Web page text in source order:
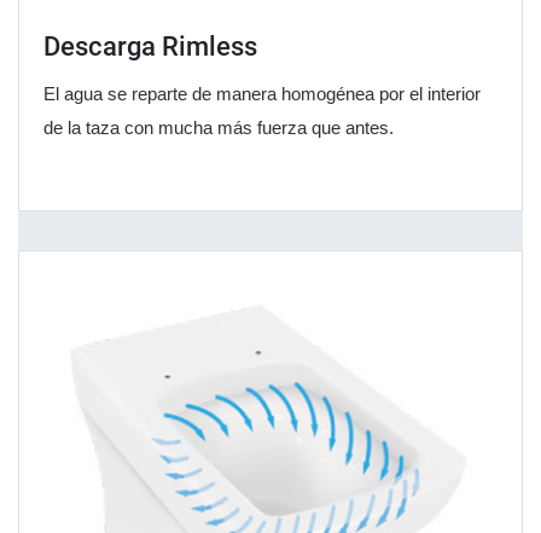
Descarga Rimless
El agua se reparte de manera homogénea por el interior
de la taza con mucha más fuerza que antes.